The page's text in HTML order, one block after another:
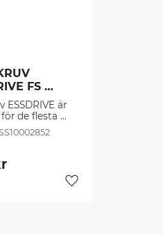
FS
-8.0 (50
ESSDRIVE är
de flesta
i spånskivor,
beslag, plugg
Lägg till i favoriter